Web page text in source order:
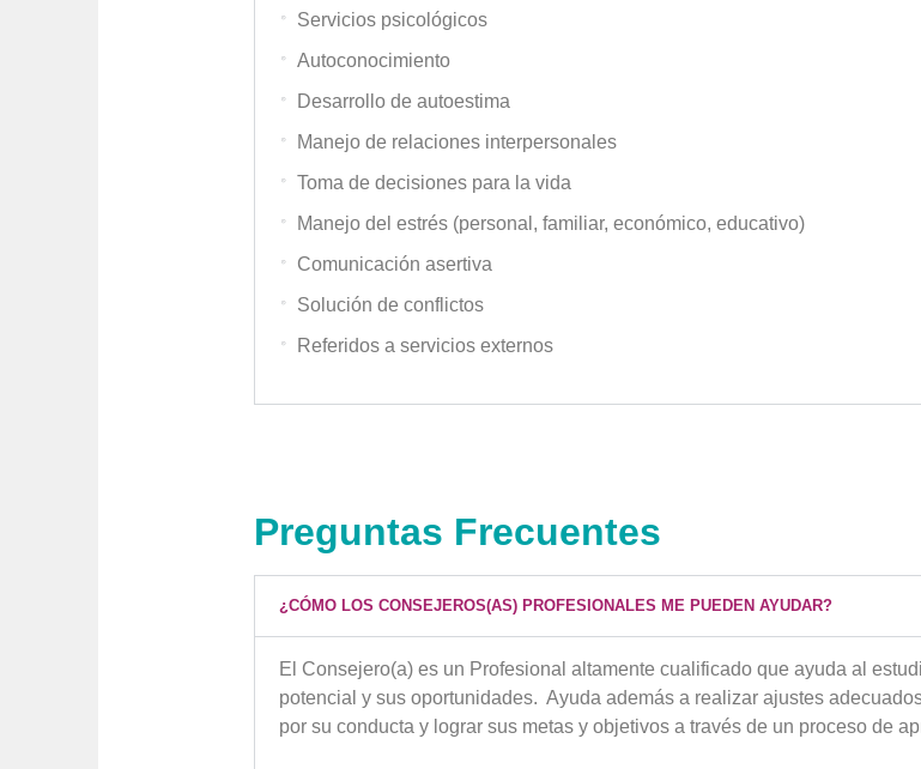
Servicios psicológicos
Autoconocimiento
Desarrollo de autoestima
Manejo de relaciones interpersonales
Toma de decisiones para la vida
Manejo del estrés (personal, familiar, económico, educativo)
Comunicación asertiva
Solución de conflictos
Referidos a servicios externos
Preguntas Frecuentes
¿CÓMO LOS CONSEJEROS(AS) PROFESIONALES ME PUEDEN AYUDAR?
El Consejero(a) es un Profesional altamente cualificado que ayuda al
potencial y sus oportunidades. Ayuda además a realizar ajustes
por su conducta y lograr sus metas y objetivos a través de un proceso de